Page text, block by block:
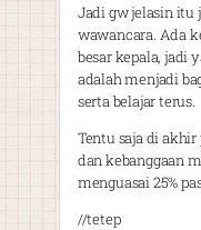
Jadi gw jelasin itu
wawancara. Ada
besar kepala, jadi
adalah menjadi
serta belajar terus.
Tentu saja di
dan kebanggaan
menguasai 25%
//tetep